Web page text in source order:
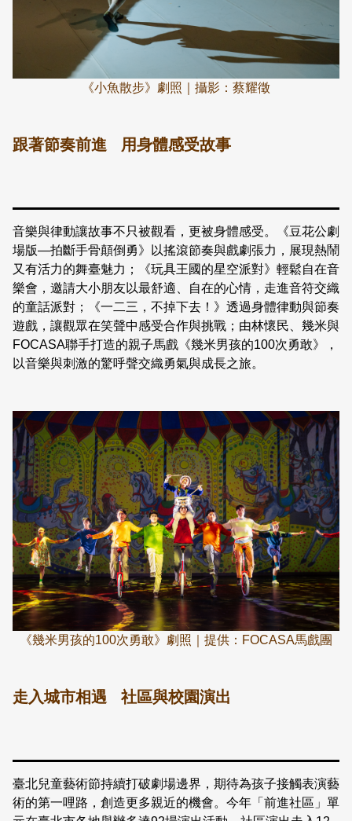
《小魚散步》劇照｜攝影：蔡耀徵
跟著節奏前進 用身體感受故事
音樂與律動讓故事不只被觀看，更被身體感受。《豆花公劇
場版—拍斷手骨顛倒勇》以搖滾節奏與戲劇張力，展現熱鬧
又有活力的舞臺魅力；《玩具王國的星空派對》輕鬆自在音
樂會，邀請大小朋友以最舒適、自在的心情，走進音符交織
的童話派對；《一二三，不掉下去！》透過身體律動與節奏
遊戲，讓觀眾在笑聲中感受合作與挑戰；由林懷民、幾米與
FOCASA聯手打造的親子馬戲《幾米男孩的100次勇敢》，
以音樂與刺激的驚呼聲交織勇氣與成長之旅。
《幾米男孩的100次勇敢》劇照｜提供：FOCASA馬戲團
走入城市相遇 社區與校園演出
臺北兒童藝術節持續打破劇場邊界，期待為孩子接觸表演藝
術的第一哩路，創造更多親近的機會。今年「前進社區」單